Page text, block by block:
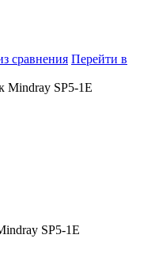
сравнения Перейти в
SP5-1E